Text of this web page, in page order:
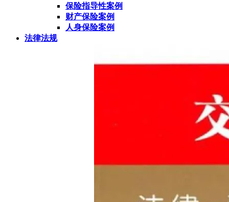
保险指导性案例
财产保险案例
人身保险案例
法律法规